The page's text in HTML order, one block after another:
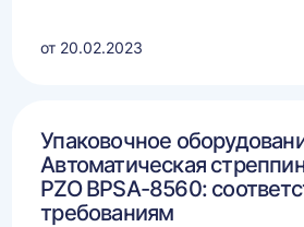
от 20.02.2023
Упаковочное
Автоматическая
PZO BPSA-8560:
требованиям